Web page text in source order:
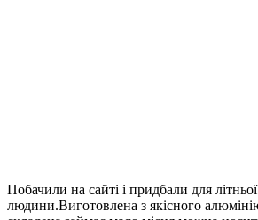
Побачили на сайті і придбали для літньої
людини.Виготовлена з якісного